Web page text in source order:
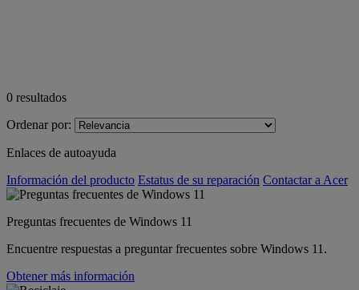
0 resultados
Ordenar por:
Enlaces de autoayuda
Información del producto Estatus de su reparación Contactar a Acer
Preguntas frecuentes de Windows 11
Encuentre respuestas a preguntar frecuentes sobre Windows 11.
Obtener más información